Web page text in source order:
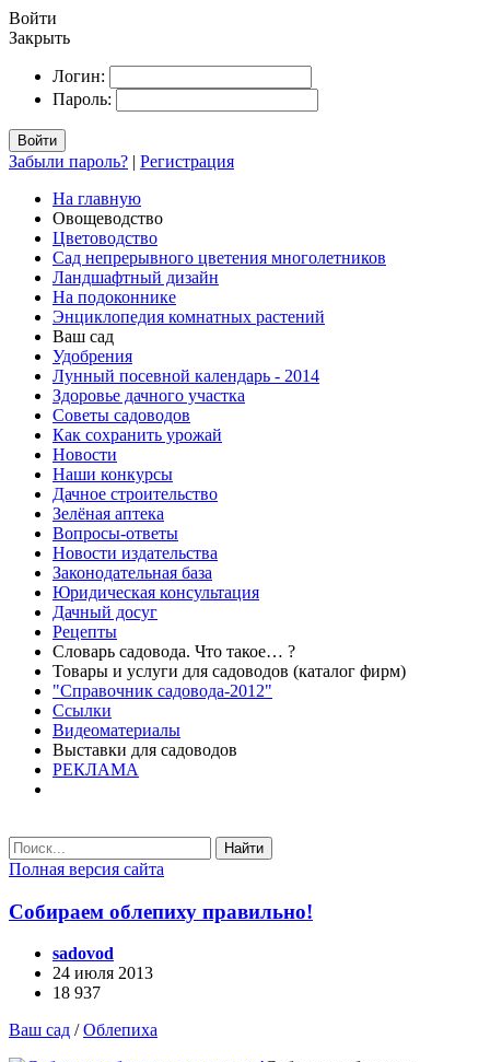
Войти
Закрыть
Логин:
Пароль:
Войти
Забыли пароль? | Регистрация
На главную
Овощеводство
Цветоводство
Сад непрерывного цветения многолетников
Ландшафтный дизайн
На подоконнике
Энциклопедия комнатных растений
Ваш сад
Удобрения
Лунный посевной календарь - 2014
Здоровье дачного участка
Советы садоводов
Как сохранить урожай
Новости
Наши конкурсы
Дачное строительство
Зелёная аптека
Вопросы-ответы
Новости издательства
Законодательная база
Юридическая консультация
Дачный досуг
Рецепты
Словарь садовода. Что такое… ?
Товары и услуги для садоводов (каталог фирм)
"Справочник садовода-2012"
Ссылки
Видеоматериалы
Выставки для садоводов
РЕКЛАМА
Найти
Полная версия сайта
Собираем облепиху правильно!
sadovod
24 июля 2013
18 937
Ваш сад /Облепиха